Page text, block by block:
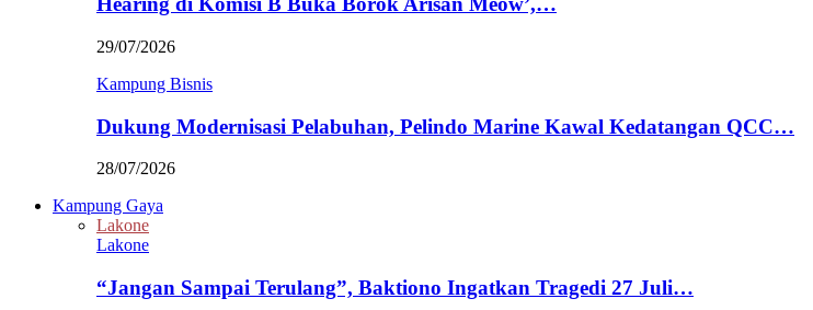
29/07/2026
Kampung Bisnis
Dukung Modernisasi Pelabuhan, Pelindo Marine Kawal Kedatangan QCC…
28/07/2026
Kampung Gaya
Lakone
Lakone
“Jangan Sampai Terulang”, Baktiono Ingatkan Tragedi 27 Juli…